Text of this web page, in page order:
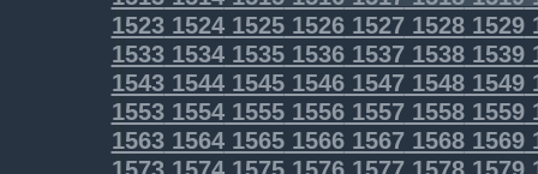
1523152415251526152715281529
1533153415351536153715381539
1543154415451546154715481549
1553155415551556155715581559
1563156415651566156715681569